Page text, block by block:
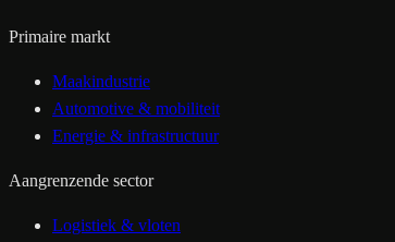
Primaire markt
Maakindustrie
Automotive & mobiliteit
Energie & infrastructuur
Aangrenzende sector
Logistiek & vloten